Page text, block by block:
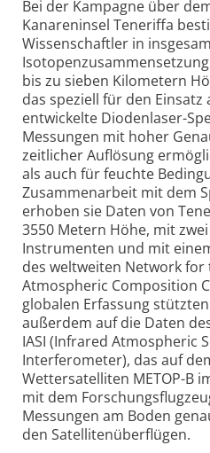
Bei der Kampagne über
Kanareninsel Teneriffa
Wissenschaftler in
bis zu sieben Kilometern
das speziell für den Einsatz
entwickelte Diodenlaser-
Messungen mit hoher
zeitlicher Auflösung
als auch für feuchte
Zusammenarbeit mit dem
erhoben sie Daten von
3550 Metern Höhe, mit
Instrumenten und mit
des weltweiten Network
Atmospheric Composition
globalen Erfassung
außerdem auf die Daten
IASI (Infrared Atmospheric
Interferometer), das auf
Wettersatelliten METOP-B
mit dem
Messungen am Boden
den Satellitenüberflügen.